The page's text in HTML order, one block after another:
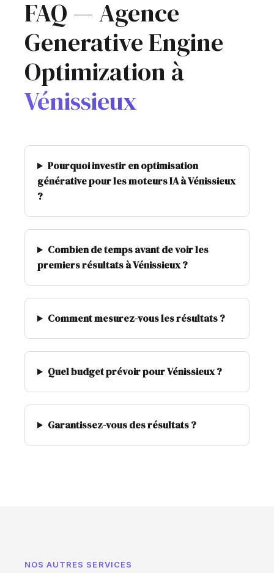
FAQ — Agence
Generative Engine
Optimization à
Vénissieux
Pourquoi investir en optimisation
générative pour les moteurs IA à Vénissieux
?
Combien de temps avant de voir les
premiers résultats à Vénissieux ?
Comment mesurez-vous les résultats ?
Quel budget prévoir pour Vénissieux ?
Garantissez-vous des résultats ?
NOS AUTRES SERVICES